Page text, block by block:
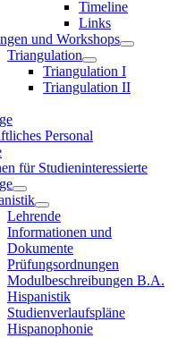
Timeline
Links
und Workshops
Triangulation
Triangulation I
Triangulation II
Personal
für Studieninteressierte
Lehrende
Informationen und
Dokumente
Prüfungsordnungen
Modulbeschreibungen B.A.
Hispanistik
Studienverlaufspläne
Hispanophonie